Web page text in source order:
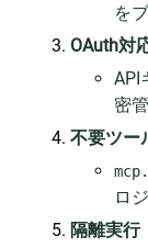
を
OAuth対
API
密
不要ツー
ロ
隔離実行